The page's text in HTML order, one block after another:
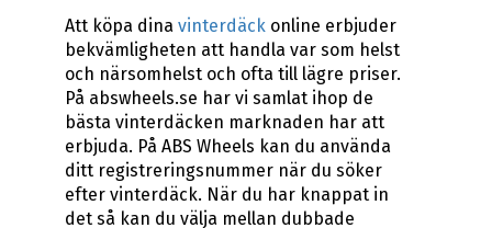
Att köpa dina vinterdäckonline erbjuder
bekvämligheten att handla var som helst
och närsomhelst och ofta till lägre priser.
På abswheels.se har vi samlat ihop de
bästa vinterdäcken marknaden har att
erbjuda. På ABS Wheels kan du använda
ditt registreringsnummer när du söker
efter vinterdäck. När du har knappat in
det så kan du välja mellan dubbade